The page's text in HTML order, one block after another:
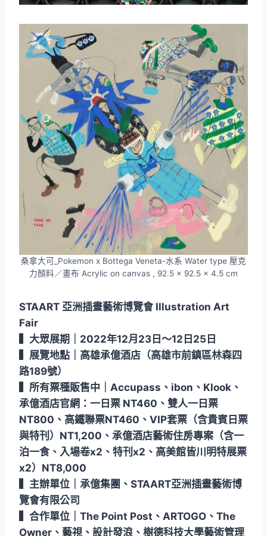
桑拿大可_Pokemon x Bottega Veneta-水系 Water type 壓克
力顏料／畫布 Acrylic on canvas , 92.5 x 92.5 x 4.5 cm
STAART 亞洲插畫藝術博覽會 Illustration Art
Fair
▍大眾展期｜2022年12月23日～12日25日
▍展覽地點｜高雄承億酒店（高雄市前鎮區林森四
路189號）
▍所有票種販售中｜Accupass、ibon、Klook、
承億酒店官網：一日票 NT460、雙人一日票
NT800、高鐵聯票NT460、VIP套票（含貴賓日票
與特刊）NT1,200、承億酒店藝術住房專案（含一
泊一食、入場卷x2、特刊x2、高美館皆川明特展票
x2）NT8,000
▍主辦單位｜承億集團、STAART亞洲插畫藝術博
覽會有限公司
▍合作單位｜The Point Post、ARTOGO、The
Owner、藝視、設計發浪、樹德科技大學藝術管理